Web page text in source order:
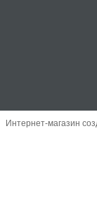
Интернет-магазин